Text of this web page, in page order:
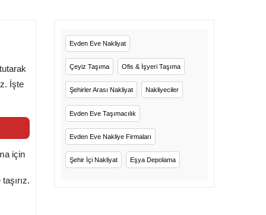
İşte
için
Evden Eve Nakliyat
Çeyiz Taşıma Ofis & İşyeri Taşıma
Şehirler Arası Nakliyat Nakliyeciler
Evden Eve Taşımacılık
Evden Eve Nakliye Firmaları
Şehir İçi Nakliyat Eşya Depolama